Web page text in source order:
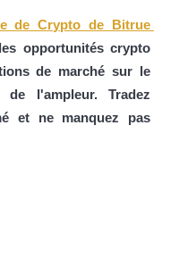
compétitives
de Crypto de Bitrue
opportunités crypto
de marché sur le
l'ampleur. Tradez
et ne manquez pas